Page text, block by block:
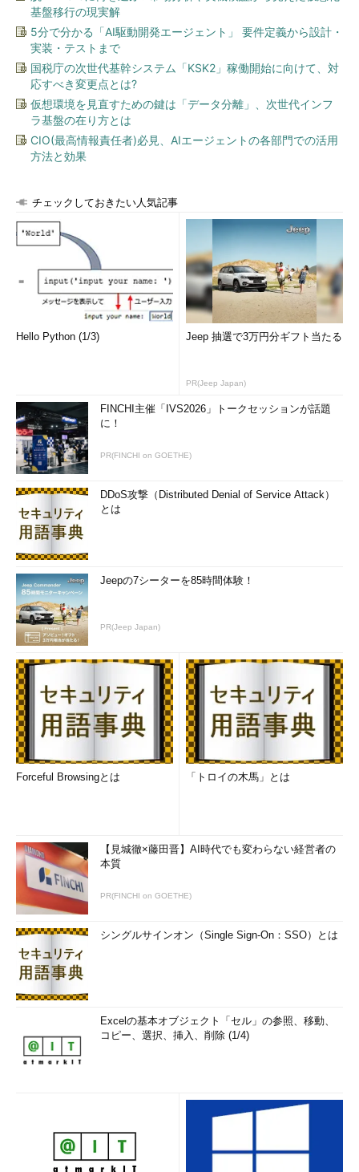
基盤移行の現実解
5分で分かる「AI駆動開発エージェント」 要件定義から設計・
実装・テストまで
国税庁の次世代基幹システム「KSK2」稼働開始に向けて、対
応すべき変更点とは?
仮想環境を見直すための鍵は「データ分離」、次世代インフ
ラ基盤の在り方とは
CIO(最高情報責任者)必見、AIエージェントの各部門での活用
方法と効果
チェックしておきたい人気記事
Hello Python (1/3) Jeep 抽選で3万円分ギフト当たる
PR(Jeep Japan)
FINCHI主催「IVS2026」トークセッションが話題
に！
PR(FINCHI on GOETHE)
DDoS攻撃（Distributed Denial of Service Attack）
とは
Jeepの7シーターを85時間体験！
PR(Jeep Japan)
Forceful Browsingとは 「トロイの木馬」とは
【見城徹×藤田晋】AI時代でも変わらない経営者の
本質
PR(FINCHI on GOETHE)
シングルサインオン（Single Sign-On：SSO）とは
Excelの基本オブジェクト「セル」の参照、移動、
コピー、選択、挿入、削除 (1/4)